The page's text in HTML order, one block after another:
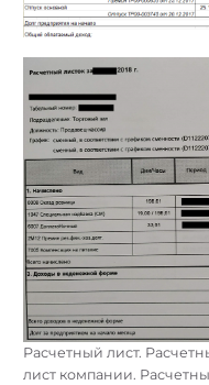
Расчетный лист.
лист компании.